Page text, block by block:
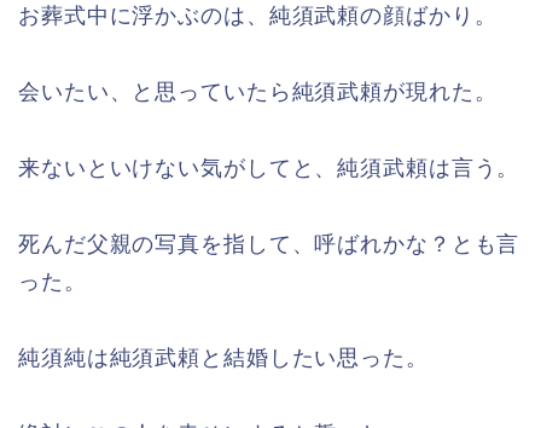
お葬式中に浮かぶのは、純須武頼の顔ばかり。
会いたい、と思っていたら純須武頼が現れた。
来ないといけない気がしてと、純須武頼は言う。
死んだ父親の写真を指して、呼ばれかな？とも言
った。
純須純は純須武頼と結婚したい思った。